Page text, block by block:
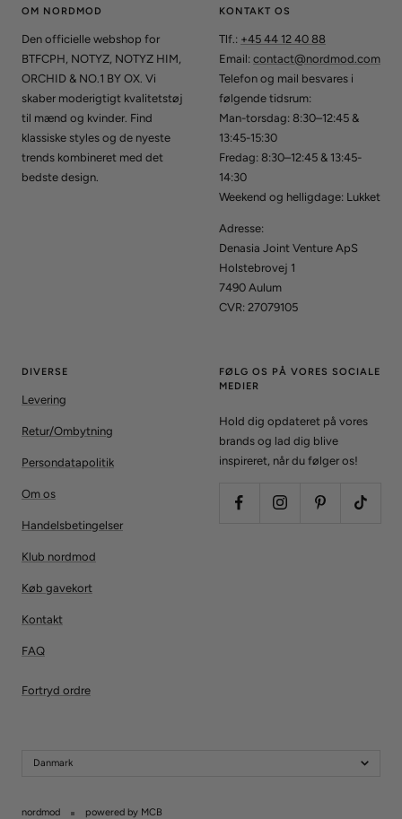
OM NORDMOD
Den officielle webshop for
BTFCPH, NOTYZ, NOTYZ HIM,
ORCHID & NO.1 BY OX. Vi
skaber moderigtigt kvalitetstøj
til mænd og kvinder. Find
klassiske styles og de nyeste
trends kombineret med det
bedste design.
KONTAKT OS
Tlf.: +45 44 12 40 88
Email: contact@nordmod.com
Telefon og mail besvares i
følgende tidsrum:
Man-torsdag: 8:30–12:45 &
13:45-15:30
Fredag: 8:30–12:45 & 13:45-
14:30
Weekend og helligdage: Lukket
Adresse:
Denasia Joint Venture ApS
Holstebrovej 1
7490 Aulum
CVR: 27079105
DIVERSE
Levering
Retur/Ombytning
Persondatapolitik
Om os
Handelsbetingelser
Klub nordmod
Køb gavekort
Kontakt
FAQ
Fortryd ordre
FØLG OS PÅ VORES SOCIALE
MEDIER
Hold dig opdateret på vores
brands og lad dig blive
inspireret, når du følger os!
Danmark
nordmod powered by MCB